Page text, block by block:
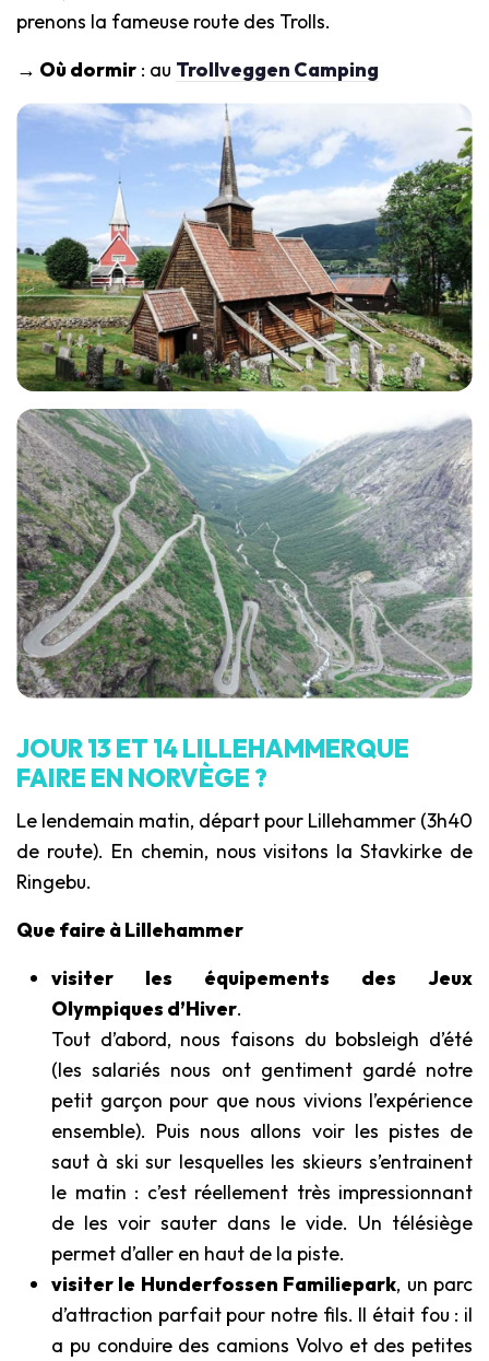
prenons la fameuse route des Trolls.
→ Où dormir : au Trollveggen Camping
JOUR 13 ET 14 LILLEHAMMERQUE
FAIRE EN NORVÈGE ?
Le lendemain matin, départ pour Lillehammer (3h40
de route). En chemin, nous visitons la Stavkirke de
Ringebu.
Que faire à Lillehammer
visiter les équipements des Jeux
Olympiques d’Hiver.
Tout d’abord, nous faisons du bobsleigh d’été
(les salariés nous ont gentiment gardé notre
petit garçon pour que nous vivions l’expérience
ensemble). Puis nous allons voir les pistes de
saut à ski sur lesquelles les skieurs s’entrainent
le matin : c’est réellement très impressionnant
de les voir sauter dans le vide. Un télésiège
permet d’aller en haut de la piste.
visiter le Hunderfossen Familiepark, un parc
d’attraction parfait pour notre fils. Il était fou : il
a pu conduire des camions Volvo et des petites